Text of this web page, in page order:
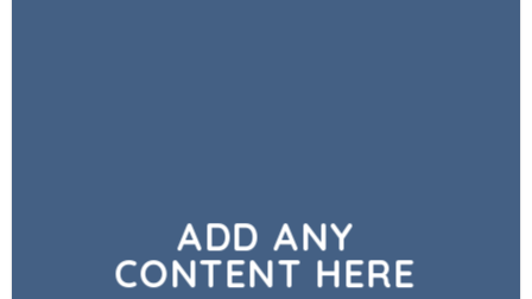
ADD ANY
CONTENT HERE